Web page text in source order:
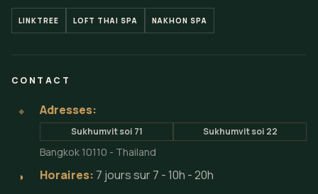
LINKTREE LOFT THAI SPA NAKHON SPA
CONTACT
⌖ Adresses:
Sukhumvit soi 71 Sukhumvit soi 22
Bangkok 10110 - Thailand
◗ Horaires: 7 jours sur 7 - 10h - 20h